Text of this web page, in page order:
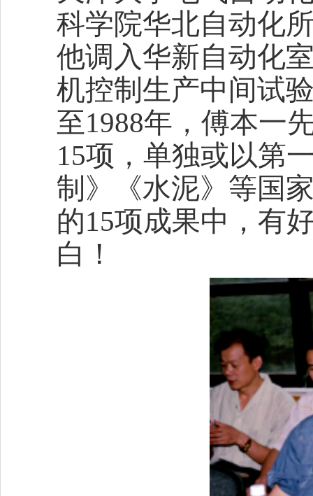
科学院华北自动化
他调入华新自动化
机控制生产中间试
至1988年，傅本一
15项，单独或以第
制》《水泥》等国
的15项成果中，有
白！